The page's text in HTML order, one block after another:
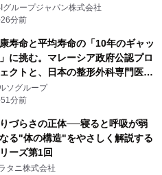
務化、 企業の対応はどう変わるの
法的拘束力をもつGX-ETSの実
を公開中
グループジャパン株式会社
26分前
寿命と平均寿命の「10年のギャッ
に挑む。マレーシア政府公認プロ
クトと、日本の整形外科専門医が
テナブルな「エシカル・ツバメの
の共同臨床検証を開始
ソグループ
51分前
づらさの正体──寝ると呼吸が弱
る"体の構造"をやさしく解説する
ーズ第1回
タニ株式会社